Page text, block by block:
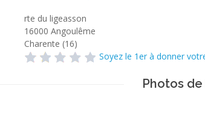
rte du ligeasson
16000 Angoulême
Charente (16)
Soyez le 1er à donner
Photos